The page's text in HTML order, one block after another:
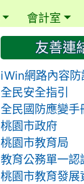
會計室
友善連
iWin網路內容防
全民安全指引
全民國防應變手
桃園市政府
桃園市教育局
教育公務單一認
桃園市教育發展